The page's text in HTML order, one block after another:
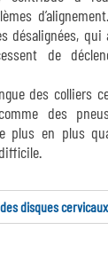
désalignées,
de
des colliers
des
plus en plus
disques cervicaux